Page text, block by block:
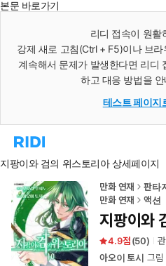
본문 바로가기
리디 접속이 원활
강제 새로 고침(Ctrl + F5)이나 브
계속해서 문제가 발생한다면 리디
하고 대응 방법을
테스트 페이지
리
홈
로
이
동
지팡이와 검의 위스토리아 상세페이지
만화 연재
판타
만화 연재
액션
지팡이와
4.9 (50)
아오이 토시 그림